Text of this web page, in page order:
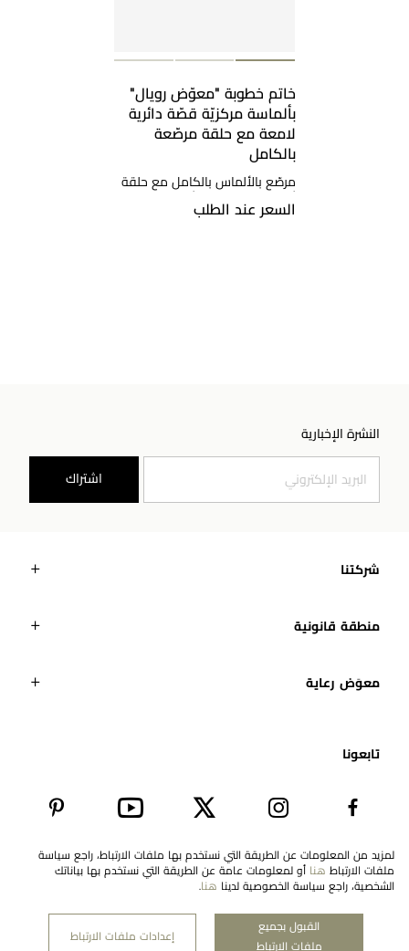
خاتم خطوبة "معوّض رويال"
بألماسة مركزيّة قصّة دائرية
لامعة مع حلقة مرصّعة
بالكامل
مرصّع بالألماس بالكامل مع حلقة
ألماس حوله، ذهب أبيض
السعر عند الطلب
النشرة الإخبارية
اشتراك
شركتنا
منطقة قانونية
معوَض رعاية
تابعونا​
United Arab Emirates
EN
لمزيد من المعلومات عن الطريقة التي نستخدم بها ملفات الارتباط، راجع سياسة
ملفات الارتباط هنا
أو لمعلومات عامة عن الطريقة التي نستخدم بها بياناتك
الشخصية، راجع سياسة الخصوصية لدينا هنا.
القبول بجميع
ملفات الارتباط
إعدادات ملفات الارتباط